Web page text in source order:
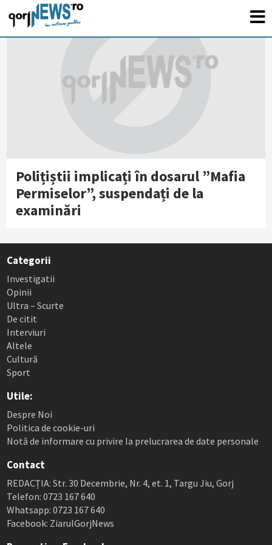
Polițiștii implicați în dosarul ”Mafia
Permiselor”, suspendați de la
examinări
Categorii
Investigatii
Opinii
Ultra – Scurte
De citit
Interviuri
Altele
Cultură
Sport
Utile:
Despre Noi
Politica de cookie-uri
Notă de informare cu privire la prelucrarea de date personale
Contact
REDACȚIA: Str. 30 Decembrie, Nr. 4, et. 1, Targu Jiu, Gorj
Telefon: 0723 167 640
Whatsapp: 0723 167 640
Facebook: ZiarulGorjNews